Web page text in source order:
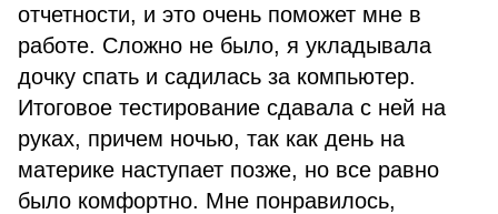
отчетности, и это очень поможет мне в
работе. Сложно не было, я укладывала
дочку спать и садилась за компьютер.
Итоговое тестирование сдавала с ней на
руках, причем ночью, так как день на
материке наступает позже, но все равно
было комфортно. Мне понравилось,